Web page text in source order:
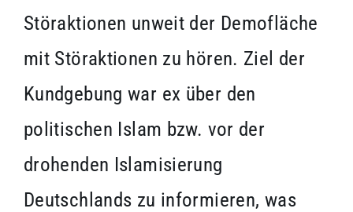
Störaktionen unweit der Demofläche
mit Störaktionen zu hören. Ziel der
Kundgebung war ex über den
politischen Islam bzw. vor der
drohenden Islamisierung
Deutschlands zu informieren, was